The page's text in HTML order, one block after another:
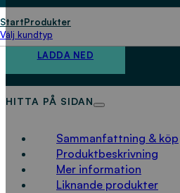
StartProdukter
Välj kundtyp
spillvattenledningar
LADDA NED
HITTA PÅ SIDAN
Sammanfattning & köp
Produktbeskrivning
Mer information
Liknande produkter